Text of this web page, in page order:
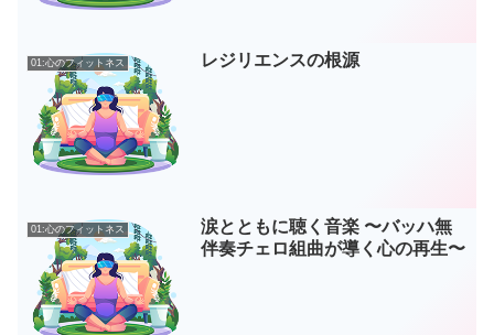
01:心のフィットネス レジリエンスの根源
01:心のフィットネス
涙とともに聴く音楽 〜バッハ無
伴奏チェロ組曲が導く心の再生〜